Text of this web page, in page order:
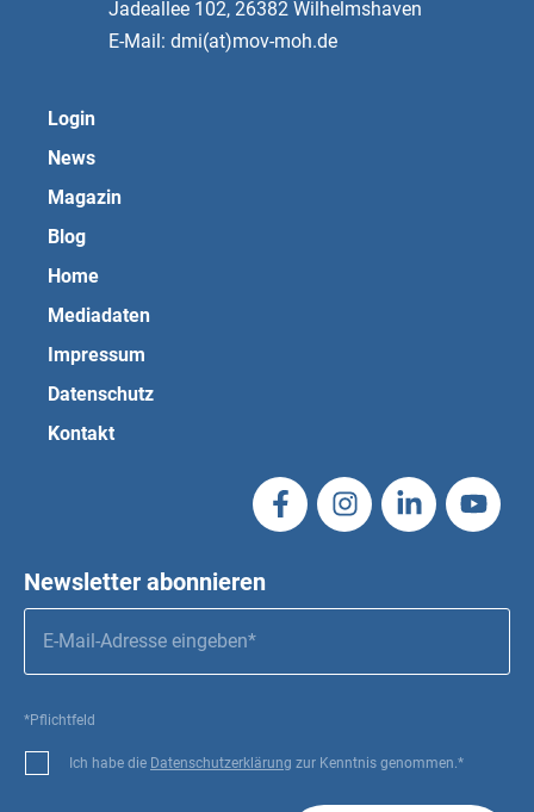
Jadeallee 102, 26382 Wilhelmshaven
E-Mail: dmi(at)mov-moh.de
Login
News
Magazin
Blog
Home
Mediadaten
Impressum
Datenschutz
Kontakt
Newsletter abonnieren
*Pflichtfeld
Ich habe die Datenschutzerklärung zur Kenntnis genommen.*